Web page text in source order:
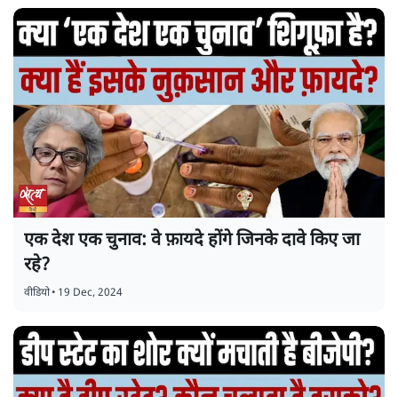
एक देश एक चुनाव: वे फ़ायदे होंगे जिनके दावे किए जा
रहे?
वीडियो• 19 Dec, 2024